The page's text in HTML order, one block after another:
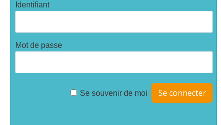
Identifiant
Mot de passe
Se souvenir de moi